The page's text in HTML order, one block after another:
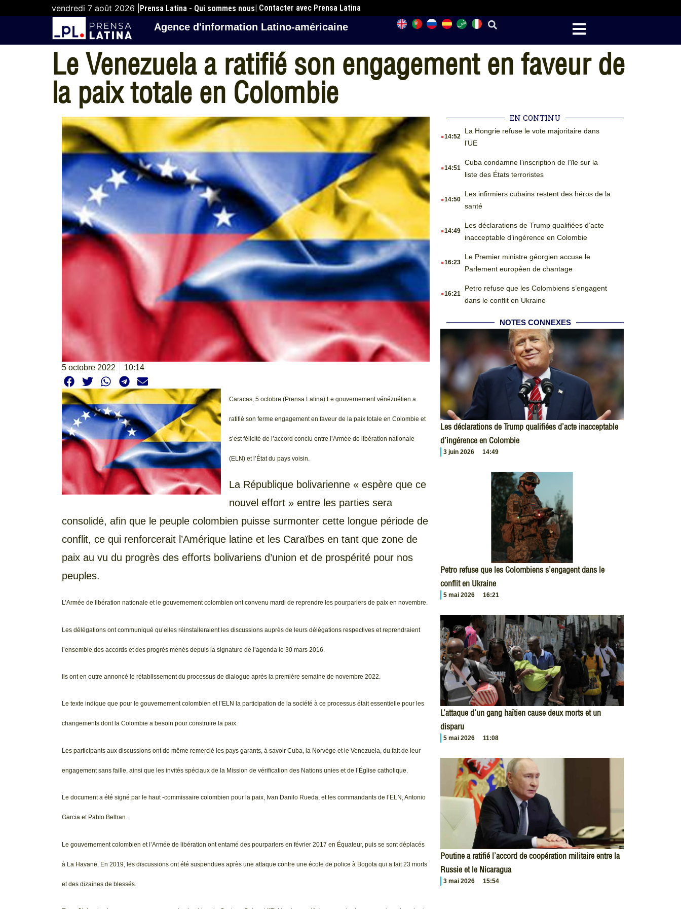
vendredi 7 août 2026 | Prensa Latina - Qui sommes nous| Contacter avec Prensa Latina
Agence d'information Latino-américaine
Le Venezuela a ratifié son engagement en faveur de
la paix totale en Colombie
5 octobre 2022 10:14
Caracas, 5 octobre (Prensa Latina) Le gouvernement vénézuélien a
ratifié son ferme engagement en faveur de la paix totale en Colombie et
s’est félicité de l’accord conclu entre l’Armée de libération nationale
(ELN) et l’État du pays voisin.
La République bolivarienne « espère que ce
nouvel effort » entre les parties sera
consolidé, afin que le peuple colombien puisse surmonter cette longue période de
conflit, ce qui renforcerait l’Amérique latine et les Caraïbes en tant que zone de
paix au vu du progrès des efforts bolivariens d’union et de prospérité pour nos
peuples.
L’Armée de libération nationale et le gouvernement colombien ont convenu mardi de reprendre les pourparlers de paix en novembre.
Les délégations ont communiqué qu’elles réinstalleraient les discussions auprès de leurs délégations respectives et reprendraient
l’ensemble des accords et des progrès menés depuis la signature de l’agenda le 30 mars 2016.
Ils ont en outre annoncé le rétablissement du processus de dialogue après la première semaine de novembre 2022.
Le texte indique que pour le gouvernement colombien et l’ELN la participation de la société à ce processus était essentielle pour les
changements dont la Colombie a besoin pour construire la paix.
Les participants aux discussions ont de même remercié les pays garants, à savoir Cuba, la Norvège et le Venezuela, du fait de leur
engagement sans faille, ainsi que les invités spéciaux de la Mission de vérification des Nations unies et de l’Église catholique.
Le document a été signé par le haut -commissaire colombien pour la paix, Ivan Danilo Rueda, et les commandants de l’ELN, Antonio
Garcia et Pablo Beltran.
Le gouvernement colombien et l’Armée de libération ont entamé des pourparlers en février 2017 en Équateur, puis se sont déplacés
à La Havane. En 2019, les discussions ont été suspendues après une attaque contre une école de police à Bogota qui a fait 23 morts
et des dizaines de blessés.
EN CONTINU
.14:52
La Hongrie refuse le vote majoritaire dans
l’UE
.14:51
Cuba condamne l’inscription de l’île sur la
liste des États terroristes
.14:50
Les infirmiers cubains restent des héros de la
santé
.14:49
Les déclarations de Trump qualifiées d’acte
inacceptable d’ingérence en Colombie
.16:23
Le Premier ministre géorgien accuse le
Parlement européen de chantage
.16:21
Petro refuse que les Colombiens s’engagent
dans le conflit en Ukraine
NOTES CONNEXES
Les déclarations de Trump qualifiées d’acte inacceptable
d’ingérence en Colombie
3 juin 2026 14:49
Petro refuse que les Colombiens s’engagent dans le
conflit en Ukraine
5 mai 2026 16:21
L’attaque d’un gang haïtien cause deux morts et un
disparu
5 mai 2026 11:08
Poutine a ratifié l’accord de coopération militaire entre la
Russie et le Nicaragua
3 mai 2026 15:54